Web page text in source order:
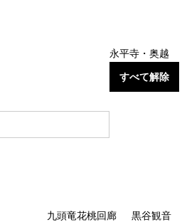
永平寺・奥越
すべて解除
九頭竜花桃回廊
黒谷観音